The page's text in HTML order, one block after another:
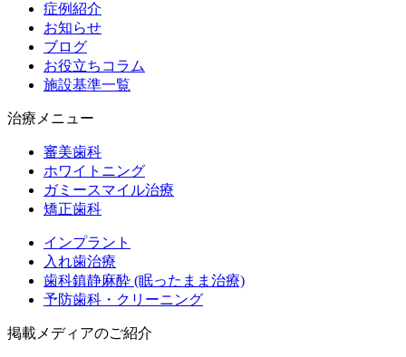
症例紹介
お知らせ
ブログ
お役立ちコラム
施設基準一覧
治療メニュー
審美歯科
ホワイトニング
ガミースマイル治療
矯正歯科
インプラント
入れ歯治療
歯科鎮静麻酔 (眠ったまま治療)
予防歯科・クリーニング
掲載メディアのご紹介